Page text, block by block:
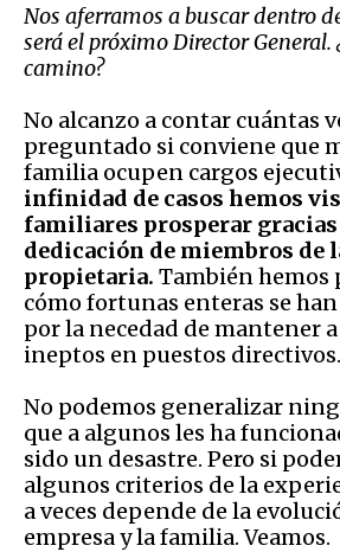
Nos aferramos a buscar dentro
será el próximo Director General.
camino?
No alcanzo a contar cuántas
preguntado si conviene que
familia ocupen cargos
infinidad de casos hemos
familiares prosperar gracias
dedicación de miembros de
propietaria. También hemos
cómo fortunas enteras se
por la necedad de mantener
ineptos en puestos directivos.
No podemos generalizar
que a algunos les ha
sido un desastre. Pero si
algunos criterios de la
a veces depende de la
empresa y la familia. Veamos.